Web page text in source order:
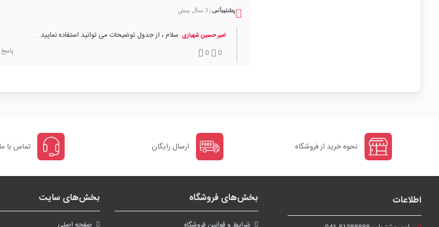
پشتیبانی 3 سال پیش
امیر حسین شهبازی سلام ، از جدول توضیحات می توانید استفاده نمایید .
0
0 پاسخ
نحوه خرید از فروشگاه ارسال رایگان تماس با ما
اطلاعات بخش‌های فروشگاه بخش‌های سایت